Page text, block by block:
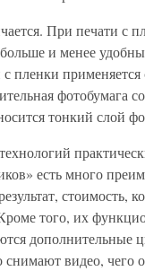
При печати с
и менее
пленки
фотобумага
тонкий слой
есть много
стоимость,
того, их
дополнительные
видео, чего